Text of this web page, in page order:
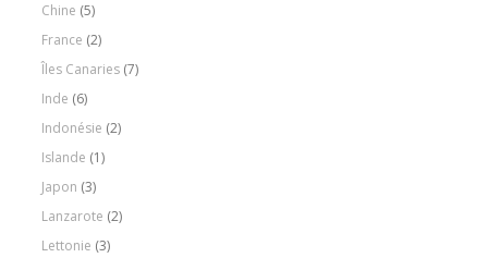
Chine (5)
France (2)
Îles Canaries (7)
Inde (6)
Indonésie (2)
Islande (1)
Japon (3)
Lanzarote (2)
Lettonie (3)